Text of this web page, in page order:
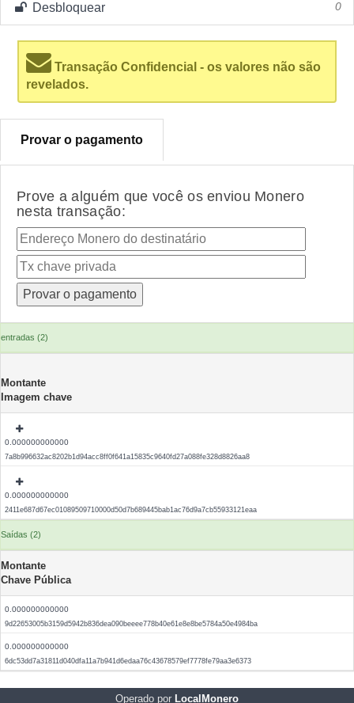
Desbloquear 0
Transação Confidencial - os valores não são
revelados.
Provar o pagamento
Prove a alguém que você os enviou Monero
nesta transação:
entradas (2)
Montante
Imagem chave
0.000000000000
7a8b996632ac8202b1d94acc8ff0f641a15835c9640fd27a088fe328d8826aa8
0.000000000000
2411e687d67ec01089509710000d50d7b689445bab1ac76d9a7cb55933121eaa
Saídas (2)
Montante
Chave Pública
0.000000000000
9d22653005b3159d5942b836dea090beeee778b40e61e8e8be5784a50e4984ba
0.000000000000
6dc53dd7a31811d040dfa11a7b941d6edaa76c43678579ef7778fe79aa3e6373
Operado por LocalMonero